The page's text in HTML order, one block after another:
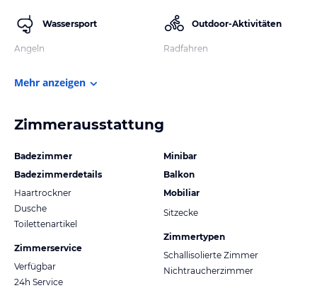
Wassersport
Angeln
Outdoor-Aktivitäten
Radfahren
Mehr anzeigen
Zimmerausstattung
Badezimmer
Badezimmerdetails
Haartrockner
Dusche
Toilettenartikel
Zimmerservice
Verfügbar
24h Service
Minibar
Balkon
Mobiliar
Sitzecke
Zimmertypen
Schallisolierte Zimmer
Nichtraucherzimmer